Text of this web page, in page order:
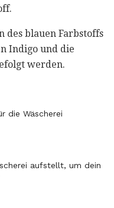
des blauen Farbstoffs
Indigo und die
werden.
die Wäscherei
aufstellt, um dein